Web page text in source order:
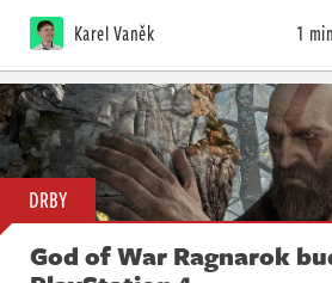
Karel Vaněk 1
DRBY
God of War Ragnarok